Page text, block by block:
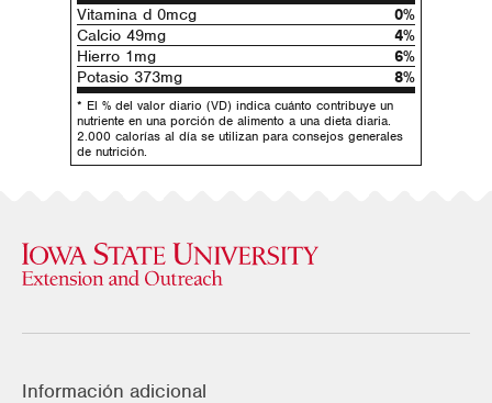
Vitamina d 0mcg
0%
Calcio 49mg
4%
Hierro 1mg
6%
Potasio 373mg
8%
* El % del valor diario (VD) indica cuánto contribuye un
nutriente en una porción de alimento a una dieta diaria.
2.000 calorías al día se utilizan para consejos generales
de nutrición.
Información adicional